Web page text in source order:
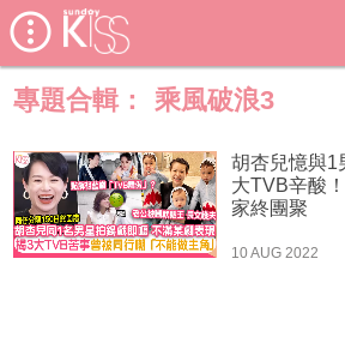
專題合輯： 乘風破浪3
胡杏兒憶與1
大TVB辛酸
家終團聚
10 AUG 2022